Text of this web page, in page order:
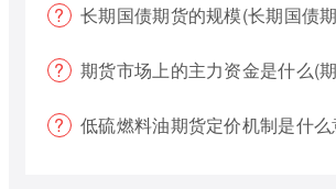
长期国债期货的规模(长期国债期
期货市场上的主力资金是什么(期货市场的主力
低硫燃料油期货定价机制是什么意思(低硫燃料油期货